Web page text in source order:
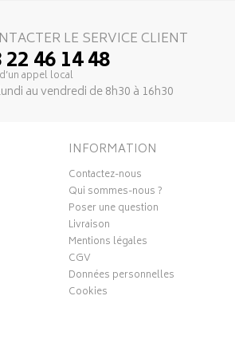
LE SERVICE CLIENT
46 14 48
appel local
au vendredi de 8h30 à 16h30
INFORMATION
Contactez-nous
Qui sommes-nous ?
Poser une question
Livraison
Mentions légales
CGV
Données personnelles
Cookies